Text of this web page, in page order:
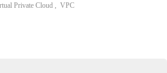
Private Cloud VPC